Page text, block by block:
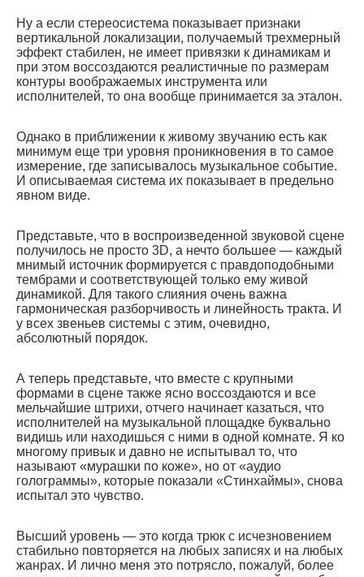
Ну а если стереосистема показывает признаки
вертикальной локализации, получаемый трехмерный
эффект стабилен, не имеет привязки к динамикам и
при этом воссоздаются реалистичные по размерам
контуры воображаемых инструмента или
исполнителей, то она вообще принимается за эталон.
Однако в приближении к живому звучанию есть как
минимум еще три уровня проникновения в то самое
измерение, где записывалось музыкальное событие.
И описываемая система их показывает в предельно
явном виде.
Представьте, что в воспроизведенной звуковой сцене
получилось не просто 3D, а нечто большее — каждый
мнимый источник формируется с правдоподобными
тембрами и соответствующей только ему живой
динамикой. Для такого слияния очень важна
гармоническая разборчивость и линейность тракта. И
у всех звеньев системы с этим, очевидно,
абсолютный порядок.
А теперь представьте, что вместе с крупными
формами в сцене также ясно воссоздаются и все
мельчайшие штрихи, отчего начинает казаться, что
исполнителей на музыкальной площадке буквально
видишь или находишься с ними в одной комнате. Я ко
многому привык и давно не испытывал то, что
называют «мурашки по коже», но от «аудио
голограммы», которые показали «Стинхаймы», снова
испытал это чувство.
Высший уровень — это когда трюк с исчезновением
стабильно повторяется на любых записях и на любых
жанрах. И лично меня это потрясло, пожалуй, более